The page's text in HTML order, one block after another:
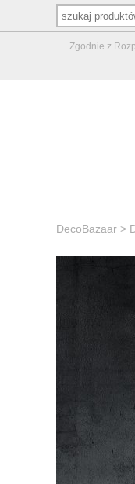
Zgodnie z
DecoBazaar >